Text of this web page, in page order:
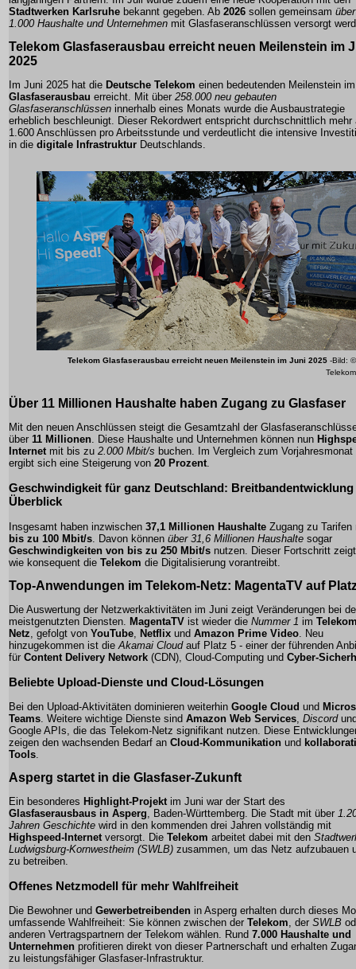
Stadtwerken Karlsruhe bekannt gegeben. Ab 2026 sollen gemeinsam über
1.000 Haushalte und Unternehmen mit Glasfaseranschlüssen versorgt
Telekom Glasfaserausbau erreicht neuen Meilenstein im
2025
Im Juni 2025 hat die Deutsche Telekom einen bedeutenden Meilenstein im
Glasfaserausbau erreicht. Mit über 258.000 neu gebauten
Glasfaseranschlüssen innerhalb eines Monats wurde die Ausbaustrategie
erheblich beschleunigt. Dieser Rekordwert entspricht durchschnittlich mehr
1.600 Anschlüssen pro Arbeitsstunde und verdeutlicht die intensive
in die digitale Infrastruktur Deutschlands.
Telekom Glasfaserausbau erreicht neuen Meilenstein im Juni 2025 -Bild: ©
Telekom
Über 11 Millionen Haushalte haben Zugang zu Glasfaser
Mit den neuen Anschlüssen steigt die Gesamtzahl der
über 11 Millionen. Diese Haushalte und Unternehmen können nun
Internetmit bis zu 2.000 Mbit/s buchen. Im Vergleich zum Vorjahresmonat
ergibt sich eine Steigerung von 20 Prozent.
Geschwindigkeit für ganz Deutschland: Breitbandentwicklung
Überblick
Insgesamt haben inzwischen 37,1 Millionen Haushalte Zugang zu Tarifen
bis zu 100 Mbit/s . Davon können über 31,6 Millionen Haushalte sogar
Geschwindigkeiten von bis zu 250 Mbit/s nutzen. Dieser Fortschritt
wie konsequent die Telekom die Digitalisierung vorantreibt.
Top-Anwendungen im Telekom-Netz: MagentaTV auf
Die Auswertung der Netzwerkaktivitäten im Juni zeigt Veränderungen bei
meistgenutzten Diensten. MagentaTV ist wieder die Nummer 1 im
Netz , gefolgt von YouTube Netflix und Amazon Prime Video . Neu
hinzugekommen ist die Akamai Cloudauf Platz 5 - einer der führenden
für Content Delivery Network (CDN), Cloud-Computing und Cyber-
Beliebte Upload-Dienste und Cloud-Lösungen
Bei den Upload-Aktivitäten dominieren weiterhin Google Cloud und
Teams . Weitere wichtige Dienste sind Amazon Web Services Discord
Google APIs , die das Telekom-Netz signifikant nutzen. Diese
zeigen den wachsenden Bedarf an Cloud-Kommunikation und
Tools
Asperg startet in die Glasfaser-Zukunft
Ein besonderes Highlight-Projekt im Juni war der Start des
Glasfaserausbaus in Asperg , Baden-Württemberg. Die Stadt mit über
Jahren Geschichte wird in den kommenden drei Jahren vollständig mit
Highspeed-Internet versorgt. Die Telekom arbeitet dabei mit den
Ludwigsburg-Kornwestheim (SWLB) zusammen, um das Netz aufzubauen
zu betreiben.
Offenes Netzmodell für mehr Wahlfreiheit
Die Bewohner und Gewerbetreibenden in Asperg erhalten durch dieses
umfassende Wahlfreiheit: Sie können zwischen der Telekom, der SWLB
anderen Vertragspartnern der Telekom wählen. Rund 7.000 Haushalte und
Unternehmen profitieren direkt von dieser Partnerschaft und erhalten
zu leistungsfähiger Glasfaser-Infrastruktur.